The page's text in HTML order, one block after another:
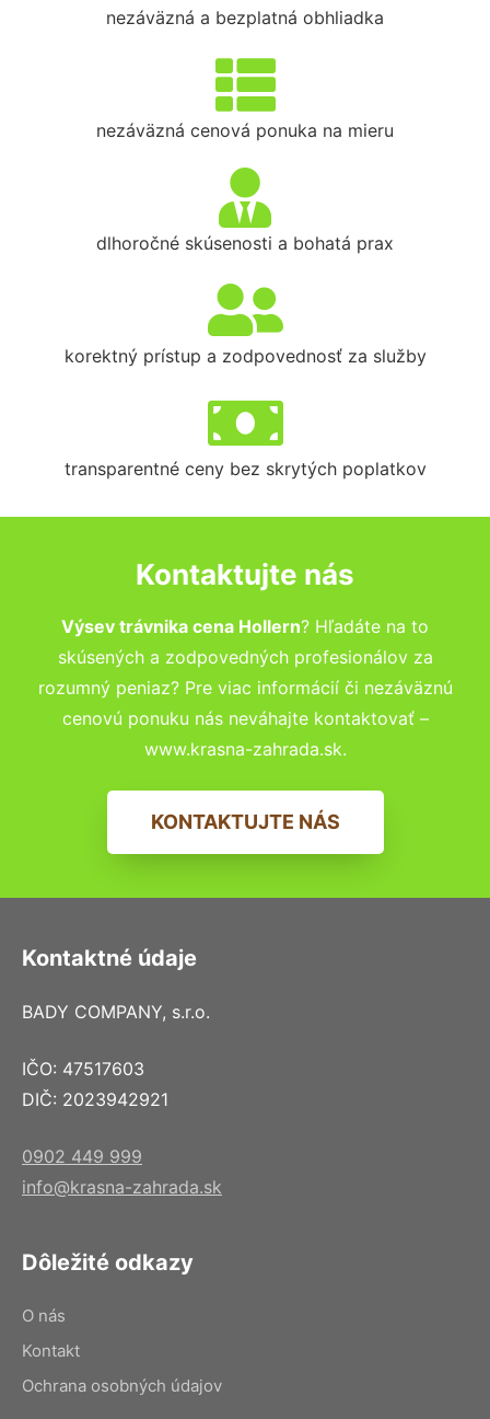
nezáväzná a bezplatná obhliadka
nezáväzná cenová ponuka na mieru
dlhoročné skúsenosti a bohatá prax
korektný prístup a zodpovednosť za služby
transparentné ceny bez skrytých poplatkov
Kontaktujte nás
Výsev trávnika cena Hollern? Hľadáte na to
skúsených a zodpovedných profesionálov za
rozumný peniaz? Pre viac informácií či nezáväznú
cenovú ponuku nás neváhajte kontaktovať –
www.krasna-zahrada.sk.
KONTAKTUJTE NÁS
Kontaktné údaje
BADY COMPANY, s.r.o.
IČO: 47517603
DIČ: 2023942921
0902 449 999
info@krasna-zahrada.sk
Dôležité odkazy
O nás
Kontakt
Ochrana osobných údajov